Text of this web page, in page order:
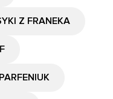
Z FRANEKA